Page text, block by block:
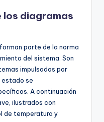
los diagramas
parte de la norma
del sistema. Son
impulsados por
estado se
A continuación
ilustrados con
de temperatura y